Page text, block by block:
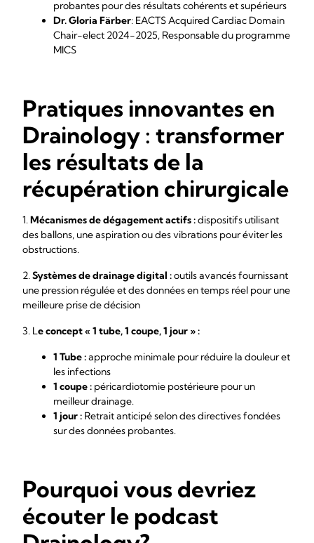
probantes pour des résultats cohérents et supérieurs
Dr. Gloria Färber: EACTS Acquired Cardiac Domain
Chair-elect 2024-2025, Responsable du programme
MICS
Pratiques innovantes en
Drainology : transformer
les résultats de la
récupération chirurgicale
1.Mécanismes de dégagement actifs :dispositifs utilisant
des ballons, une aspiration ou des vibrations pour éviter les
obstructions.
2.Systèmes de drainage digital :outils avancés fournissant
une pression régulée et des données en temps réel pour une
meilleure prise de décision
3. Le concept « 1 tube, 1 coupe, 1 jour » :
1 Tube :approche minimale pour réduire la douleur et
les infections
1 coupe : péricardiotomie postérieure pour un
meilleur drainage.
1 jour : Retrait anticipé selon des directives fondées
sur des données probantes.
Pourquoi vous devriez
écouter le podcast